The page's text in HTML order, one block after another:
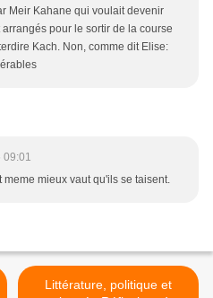
Meir Kahane qui voulait devenir
pour le sortir de la course
Kach. Non, comme dit Elise:
09:01
meme mieux vaut qu'ils se taisent.
Littérature, politique et